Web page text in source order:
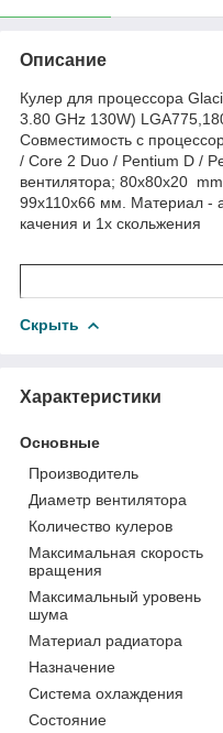
Описание
Кулер для процессора
3.80 GHz 130W)
Совместимость с
/ Core 2 Duo / Pentium D /
вентилятора; 80x80x20
99x110x66 мм. Материал -
качения и 1х скольжения
Скрыть
Характеристики
Основные
Производитель
Диаметр вентилятора
Количество кулеров
Максимальная скорость
вращения
Максимальный уровень
шума
Материал радиатора
Назначение
Система охлаждения
Состояние